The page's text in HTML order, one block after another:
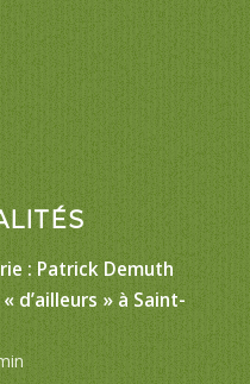
: Patrick Demuth
d’ailleurs » à Saint-